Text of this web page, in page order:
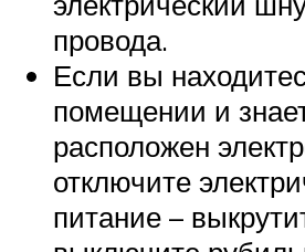
провода.
Если вы
помещении и
расположен
отключите
питание –